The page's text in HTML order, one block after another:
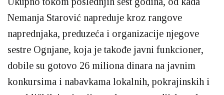
Nemanja Starović napreduje kroz rangove
naprednjaka, preduzeća i organizacije njegove
sestre Ognjane, koja je takođe javni funkcioner,
dobile su gotovo 26 miliona dinara na javnim
konkursima i nabavkama lokalnih, pokrajinskih i